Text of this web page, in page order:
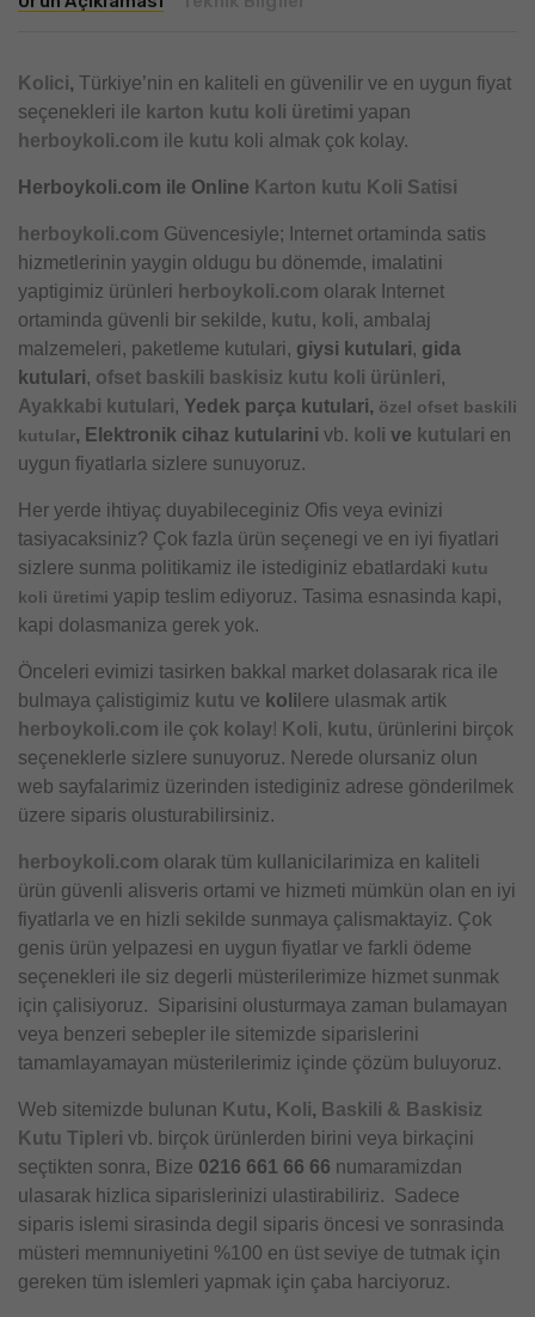
Kolici, Türkiye’nin en kaliteli en güvenilir ve en uygun fiyat
seçenekleri ile karton kutu koli üretimi yapan
herboykoli.com ile kutu koli almak çok kolay.
Herboykoli.com ile Online Karton kutu Koli Satisi
herboykoli.com Güvencesiyle; Internet ortaminda satis
hizmetlerinin yaygin oldugu bu dönemde, imalatini
yaptigimiz ürünleri herboykoli.com olarak Internet
ortaminda güvenli bir sekilde, kutu, koli, ambalaj
malzemeleri, paketleme kutulari, giysi kutulari, gida
kutulari, ofset baskili baskisiz kutu koli ürünleri,
Ayakkabi kutulari, Yedek parça kutulari, özel ofset baskili
kutular, Elektronik cihaz kutularini vb. koli ve kutulari en
uygun fiyatlarla sizlere sunuyoruz.
Her yerde ihtiyaç duyabileceginiz Ofis veya evinizi
tasiyacaksiniz? Çok fazla ürün seçenegi ve en iyi fiyatlari
sizlere sunma politikamiz ile istediginiz ebatlardaki kutu
koli üretimi yapip teslim ediyoruz. Tasima esnasinda kapi,
kapi dolasmaniza gerek yok.
Önceleri evimizi tasirken bakkal market dolasarak rica ile
bulmaya çalistigimiz kutu ve koli lere ulasmak artik
herboykoli.com ile çok kolay! Koli, kutu, ürünlerini birçok
seçeneklerle sizlere sunuyoruz. Nerede olursaniz olun
web sayfalarimiz üzerinden istediginiz adrese gönderilmek
üzere siparis olusturabilirsiniz.
herboykoli.com olarak tüm kullanicilarimiza en kaliteli
ürün güvenli alisveris ortami ve hizmeti mümkün olan en iyi
fiyatlarla ve en hizli sekilde sunmaya çalismaktayiz. Çok
genis ürün yelpazesi en uygun fiyatlar ve farkli ödeme
seçenekleri ile siz degerli müsterilerimize hizmet sunmak
için çalisiyoruz. Siparisini olusturmaya zaman bulamayan
veya benzeri sebepler ile sitemizde siparislerini
tamamlayamayan müsterilerimiz içinde çözüm buluyoruz.
Web sitemizde bulunan Kutu, Koli, Baskili & Baskisiz
Kutu Tipleri vb. birçok ürünlerden birini veya birkaçini
seçtikten sonra, Bize 0216 661 66 66 numaramizdan
ulasarak hizlica siparislerinizi ulastirabiliriz. Sadece
siparis islemi sirasinda degil siparis öncesi ve sonrasinda
müsteri memnuniyetini %100 en üst seviye de tutmak için
gereken tüm islemleri yapmak için çaba harciyoruz.